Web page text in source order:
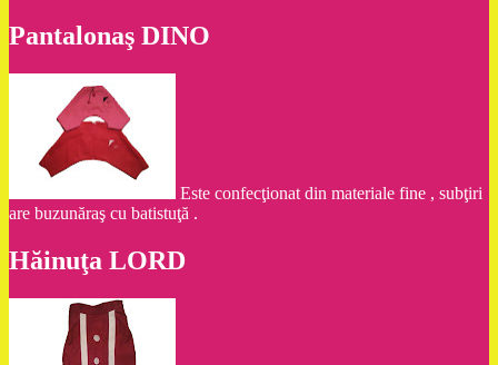
Pantalonaş DINO
Este confecţionat din materiale fine , subţiri
are buzunăraş cu batistuţă .
Hăinuţa LORD